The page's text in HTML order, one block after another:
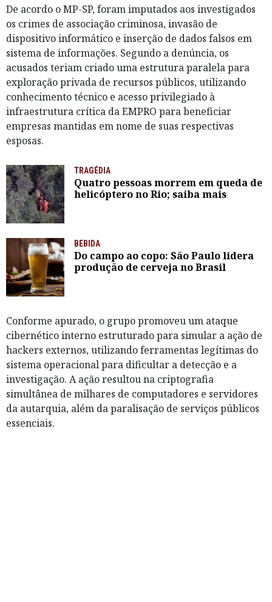
De acordo o MP-SP, foram imputados aos investigados
os crimes de associação criminosa, invasão de
dispositivo informático e inserção de dados falsos em
sistema de informações. Segundo a denúncia, os
acusados teriam criado uma estrutura paralela para
exploração privada de recursos públicos, utilizando
conhecimento técnico e acesso privilegiado à
infraestrutura crítica da EMPRO para beneficiar
empresas mantidas em nome de suas respectivas
esposas.
TRAGÉDIA
Quatro pessoas morrem em queda de
helicóptero no Rio; saiba mais
BEBIDA
Do campo ao copo: São Paulo lidera
produção de cerveja no Brasil
Conforme apurado, o grupo promoveu um ataque
cibernético interno estruturado para simular a ação de
hackers externos, utilizando ferramentas legítimas do
sistema operacional para dificultar a detecção e a
investigação. A ação resultou na criptografia
simultânea de milhares de computadores e servidores
da autarquia, além da paralisação de serviços públicos
essenciais.